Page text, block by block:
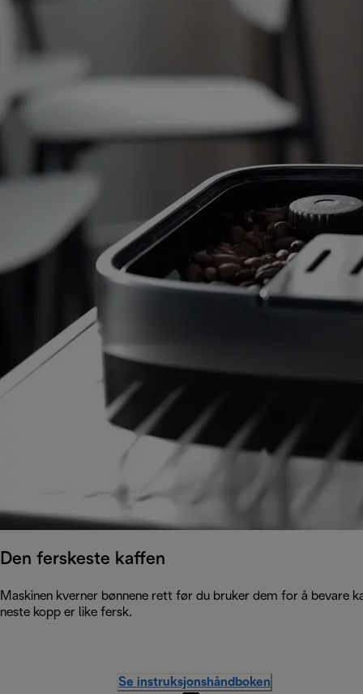
Den ferskeste kaffen
Maskinen kverner bønnene rett før du bruker dem for å bevare
neste kopp er like fersk.
Se instruksjonshåndboken